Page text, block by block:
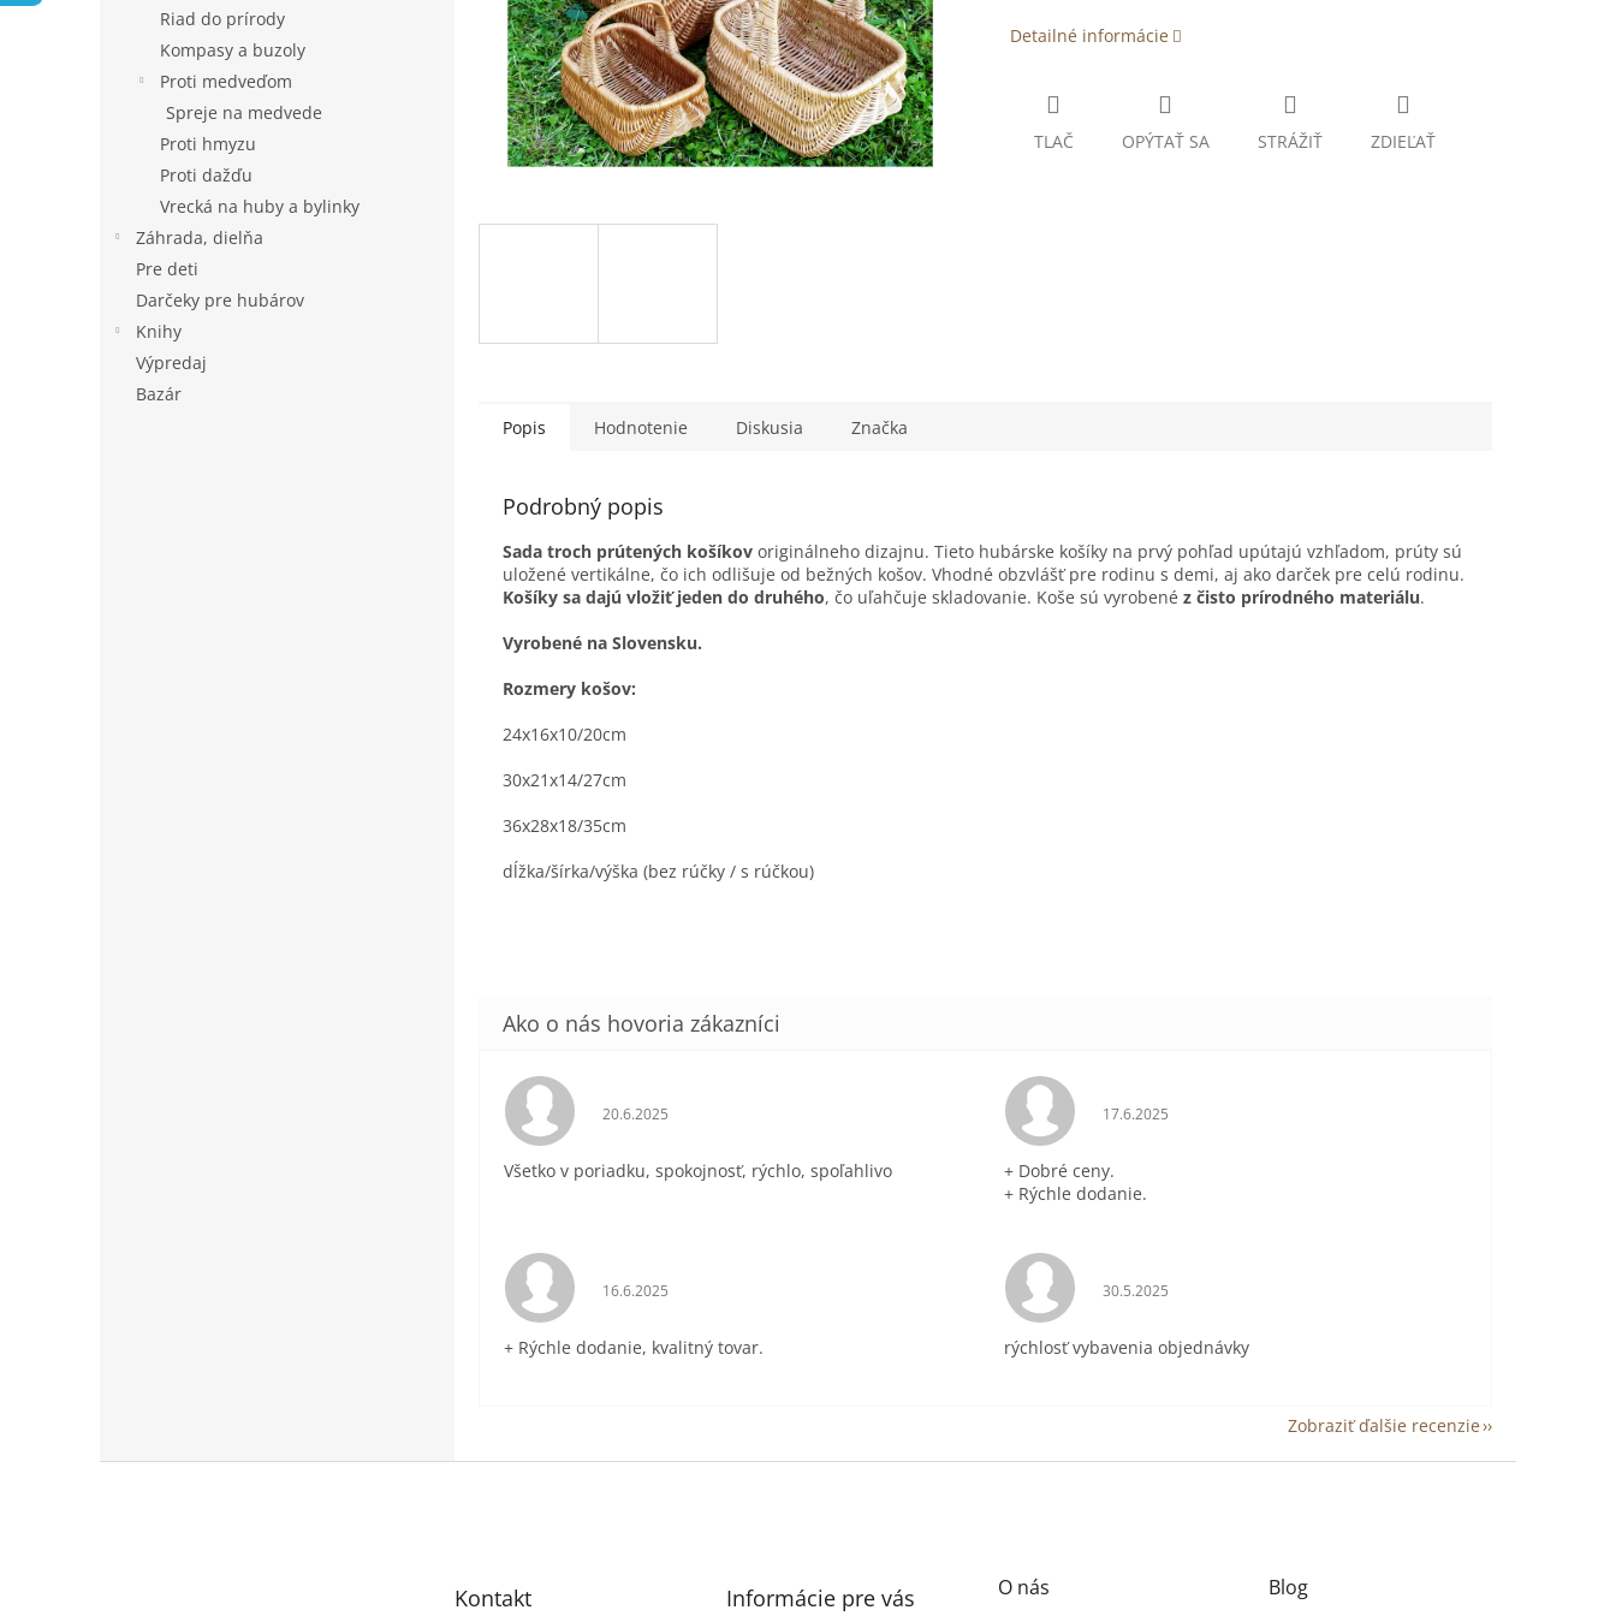
Riad do prírody
Kompasy a buzoly
Proti medveďom
Spreje na medvede
Proti hmyzu
Proti dažďu
Vrecká na huby a bylinky
Záhrada, dielňa
Pre deti
Darčeky pre hubárov
Knihy
Výpredaj
Bazár
Detailné informácie
TLAČ OPÝTAŤ SA STRÁŽIŤ ZDIEĽAŤ
Popis Hodnotenie Diskusia Značka
Podrobný popis
Sada troch prútených košíkov originálneho dizajnu. Tieto hubárske košíky na prvý pohľad upútajú vzhľadom, prúty sú
uložené vertikálne, čo ich odlišuje od bežných košov. Vhodné obzvlášť pre rodinu s demi, aj ako darček pre celú rodinu.
Košíky sa dajú vložiť jeden do druhého, čo uľahčuje skladovanie. Koše sú vyrobené z čisto prírodného materiálu.
Vyrobené na Slovensku.
Rozmery košov:
24x16x10/20cm
30x21x14/27cm
36x28x18/35cm
dĺžka/šírka/výška (bez rúčky / s rúčkou)
Hodnotenie obchodu je 5 z 5 hviezdičiek.
20.6.2025
Všetko v poriadku, spokojnosť, rýchlo, spoľahlivo
Hodnotenie obchodu je 5 z 5 hviezdičiek.
17.6.2025
+ Dobré ceny.
+ Rýchle dodanie.
Hodnotenie obchodu je 5 z 5 hviezdičiek.
16.6.2025
+ Rýchle dodanie, kvalitný tovar.
Hodnotenie obchodu je 5 z 5 hviezdičiek.
30.5.2025
rýchlosť vybavenia objednávky
Zobraziť ďalšie recenzie
Kontakt Informácie pre vás O nás Blog